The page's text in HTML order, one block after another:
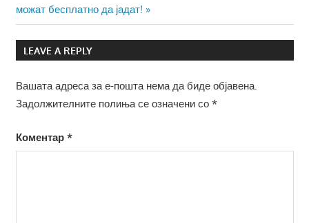
напис
Post:
можат бесплатно да јадат!
LEAVE A REPLY
Вашата адреса за е-пошта нема да биде објавена.
Задолжителните полиња се означени со *
Коментар *